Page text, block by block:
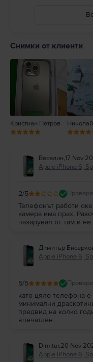
или друга собственост.
Снимки от клиенти
Кристиан Петров Николай
Веселин,17 Nov
Apple iPhone 6,
2/5
Телефонът работи
камера има прах.
пазарувал от там и
Димитър
Apple iPhone 6,
5/5
като цяло телефона
минимални
предвид на колко
впечатлен
Dimitur,20 Nov
Apple iPhone 6,